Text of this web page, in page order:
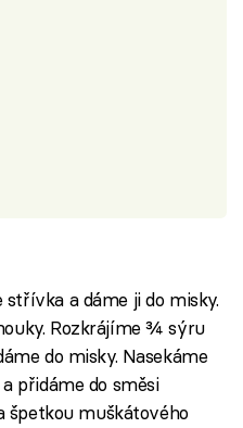
a dáme ji do misky.
Rozkrájíme ¾ sýru
do misky. Nasekáme
přidáme do směsi
špetkou muškátového